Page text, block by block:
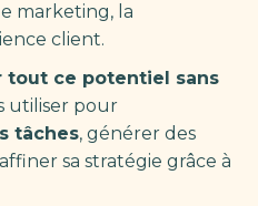
marketing, la
client.
tout ce potentiel sans
utiliser pour
tâches, générer des
sa stratégie grâce à